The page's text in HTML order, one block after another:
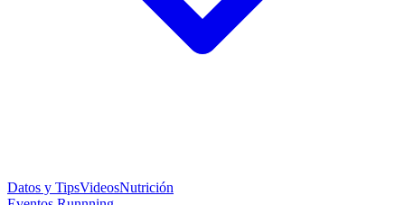
Datos y TipsVideosNutrición